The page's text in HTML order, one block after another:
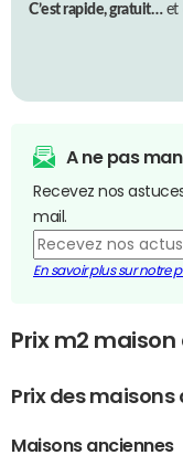
C’est rapide, gratuit…et
A ne pas
Recevez nos
mail.
En savoir plus sur notre
Prix m2
Prix des maisons
Maisons anciennes